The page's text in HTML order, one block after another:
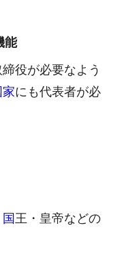
能
役が必要なよう
家にも代表者が必
国王・皇帝などの